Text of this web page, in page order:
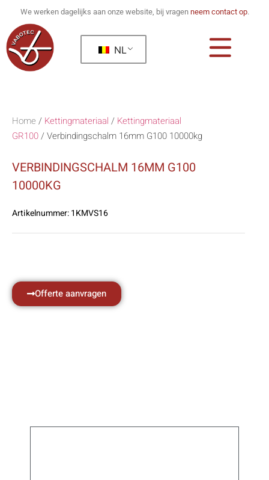
We werken dagelijks aan onze website, bij vragen neem contact op.
NL
Home / Kettingmateriaal / Kettingmateriaal
GR100/Verbindingschalm 16mm G100 10000kg
VERBINDINGSCHALM 16MM G100
10000KG
Artikelnummer:1KMVS16
Offerte aanvragen